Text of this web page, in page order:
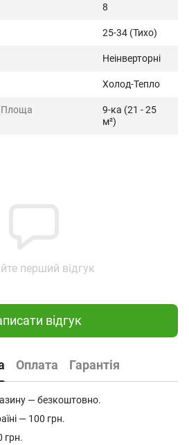
8
25-34 (Тихо)
Неінверторні
Холод-Тепло
9-ка (21 - 25
м²)
перший відгук
відгук
Оплата Гарантія
— безкоштовно.
— 100 грн.
грн.